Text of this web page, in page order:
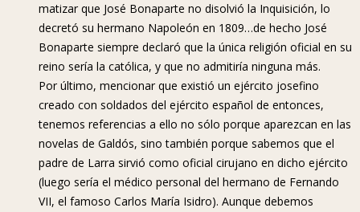
matizar que José Bonaparte no disolvió la Inquisición, lo
decretó su hermano Napoleón en 1809…de hecho José
Bonaparte siempre declaró que la única religión oficial en su
reino sería la católica, y que no admitiría ninguna más.
Por último, mencionar que existió un ejército josefino
creado con soldados del ejército español de entonces,
tenemos referencias a ello no sólo porque aparezcan en las
novelas de Galdós, sino también porque sabemos que el
padre de Larra sirvió como oficial cirujano en dicho ejército
(luego sería el médico personal del hermano de Fernando
VII, el famoso Carlos María Isidro). Aunque debemos